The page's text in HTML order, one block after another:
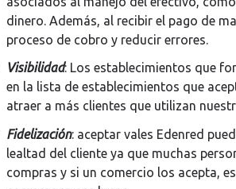
dinero. Además, al recibir el pago de
proceso de cobro y reducir errores.
Visibilidad: Los establecimientos que
en la lista de establecimientos que
atraer a más clientes que utilizan
Fidelización: aceptar vales Edenred
lealtad del cliente ya que muchas
compras y si un comercio los acepta,